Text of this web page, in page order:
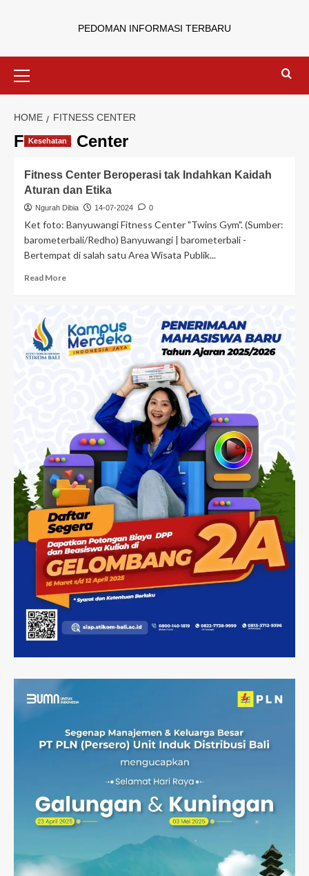
PEDOMAN INFORMASI TERBARU
HOME FITNESS CENTER
Fitness Center
Kesehatan
Fitness Center Beroperasi tak Indahkan Kaidah
Aturan dan Etika
Ngurah Dibia 14-07-2024 0
Ket foto: Banyuwangi Fitness Center "Twins Gym". (Sumber:
barometerbali/Redho) Banyuwangi | barometerbali -
Bertempat di salah satu Area Wisata Publik...
Read More